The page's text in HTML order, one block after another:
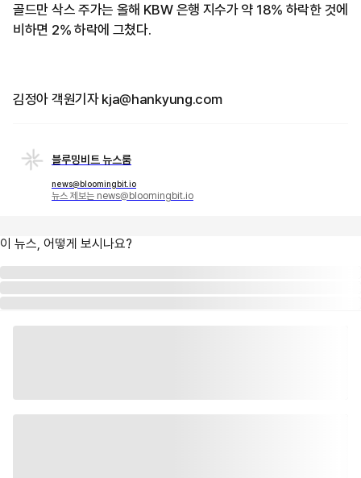
골드만 삭스 주가는 올해 KBW 은행 지수가 약 18% 하락한 것에
비하면 2% 하락에 그쳤다.
김정아 객원기자 kja@hankyung.com
블루밍비트 뉴스룸
news@bloomingbit.io
뉴스 제보는 news@bloomingbit.io
이 뉴스, 어떻게 보시나요?